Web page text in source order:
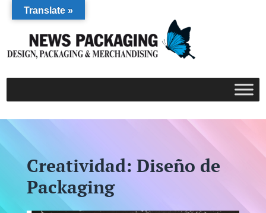
Creatividad: Diseño de
Packaging
Translate »